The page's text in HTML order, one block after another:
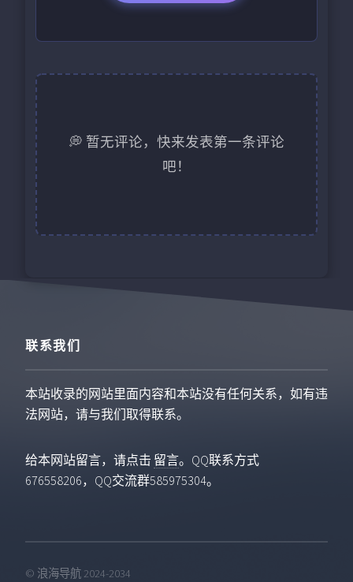
💭 暂无评论，快来发表第一条评论
吧！
联系我们
本站收录的网站里面内容和本站没有任何关系，如有违
法网站，请与我们取得联系。
给本网站留言，请点击 留言。QQ联系方式
676558206，QQ交流群585975304。
© 浪海导航 2024-2034